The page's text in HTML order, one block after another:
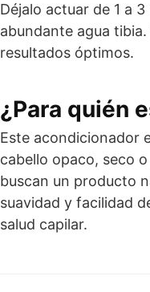
Déjalo actuar de 1 a
abundante agua
resultados óptimos.
¿Para quién
Este acondicionador
cabello opaco, seco
buscan un producto
suavidad y facilidad
salud capilar.